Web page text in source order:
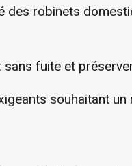
des robinets
fuite et
souhaitant